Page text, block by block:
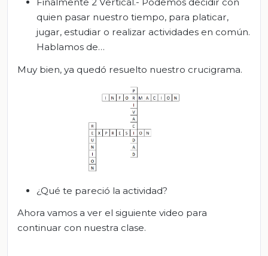
Finalmente 2 Vertical.- Podemos decidir con
quien pasar nuestro tiempo, para platicar,
jugar, estudiar o realizar actividades en común.
Hablamos de…
Muy bien, ya quedó resuelto nuestro crucigrama.
¿Qué te pareció la actividad?
Ahora vamos a ver el siguiente video para
continuar con nuestra clase.